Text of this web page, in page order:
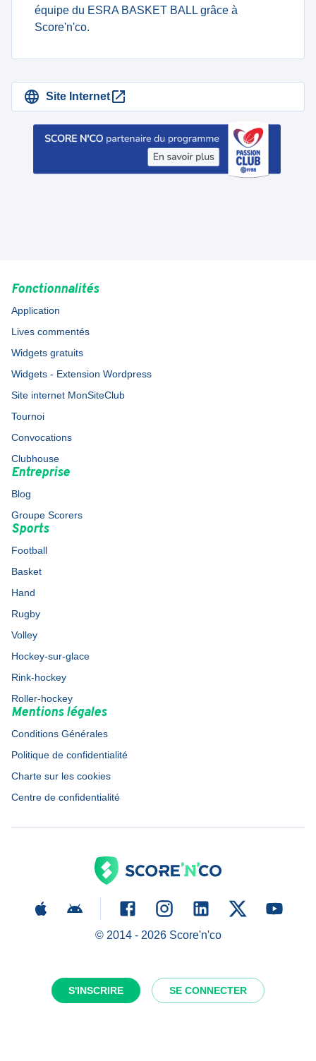
S'INSCRIRE SE CONNECTER
équipe du ESRA BASKET BALL grâce à
Score'n'co.
Site Internet
Fonctionnalités
Application
Lives commentés
Widgets gratuits
Widgets - Extension Wordpress
Site internet MonSiteClub
Tournoi
Convocations
Clubhouse
Entreprise
Blog
Groupe Scorers
Sports
Football
Basket
Hand
Rugby
Volley
Hockey-sur-glace
Rink-hockey
Roller-hockey
Mentions légales
Conditions Générales
Politique de confidentialité
Charte sur les cookies
Centre de confidentialité
© 2014 - 2026Score'n'co